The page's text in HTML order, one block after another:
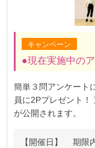
キャンペーン
●現在実施中の
簡単３問アンケート
員に2Pプレゼント！
が公開されます。
【開催日】
期限